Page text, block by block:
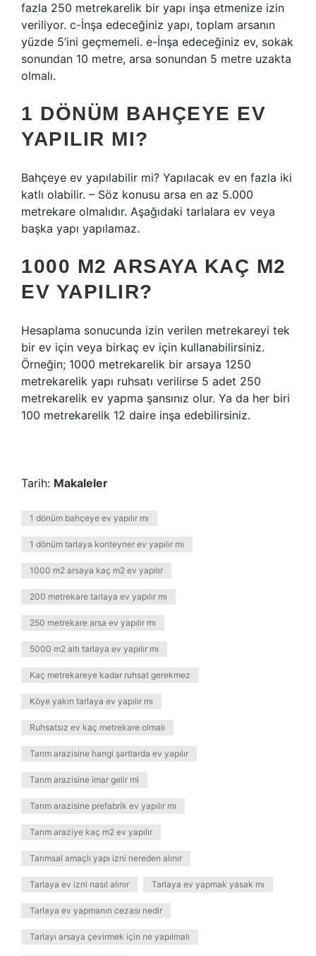
fazla 250 metrekarelik bir yapı inşa etmenize izin
veriliyor. c-İnşa edeceğiniz yapı, toplam arsanın
yüzde 5’ini geçmemeli. e-İnşa edeceğiniz ev, sokak
sonundan 10 metre, arsa sonundan 5 metre uzakta
olmalı.
1 DÖNÜM BAHÇEYE EV
YAPILIR MI?
Bahçeye ev yapılabilir mi? Yapılacak ev en fazla iki
katlı olabilir. – Söz konusu arsa en az 5.000
metrekare olmalıdır. Aşağıdaki tarlalara ev veya
başka yapı yapılamaz.
1000 M2 ARSAYA KAÇ M2
EV YAPILIR?
Hesaplama sonucunda izin verilen metrekareyi tek
bir ev için veya birkaç ev için kullanabilirsiniz.
Örneğin; 1000 metrekarelik bir arsaya 1250
metrekarelik yapı ruhsatı verilirse 5 adet 250
metrekarelik ev yapma şansınız olur. Ya da her biri
100 metrekarelik 12 daire inşa edebilirsiniz.
Tarih: Makaleler
1 dönüm bahçeye ev yapılır mı
1 dönüm tarlaya konteyner ev yapılır mı
1000 m2 arsaya kaç m2 ev yapılır
200 metrekare tarlaya ev yapılır mı
250 metrekare arsa ev yapılır mı
5000 m2 altı tarlaya ev yapılır mı
Kaç metrekareye kadar ruhsat gerekmez
Köye yakın tarlaya ev yapılır mı
Ruhsatsız ev kaç metrekare olmalı
Tarım arazisine hangi şartlarda ev yapılır
Tarım arazisine imar gelir mi
Tarım arazisine prefabrik ev yapılır mı
Tarım araziye kaç m2 ev yapılır
Tarımsal amaçlı yapı izni nereden alınır
Tarlaya ev izni nasıl alınır Tarlaya ev yapmak yasak mı
Tarlaya ev yapmanın cezası nedir
Tarlayı arsaya çevirmek için ne yapılmalı